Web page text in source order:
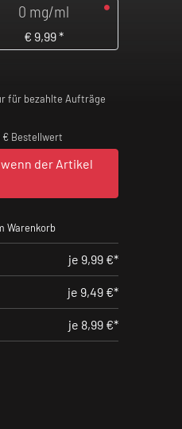
0 mg/ml
€ 9,99*
für bezahlte Aufträge
€ Bestellwert
der Artikel
Warenkorb
je 9,99 €*
je 9,49 €*
je 8,99 €*